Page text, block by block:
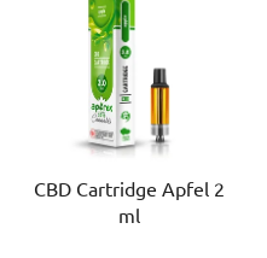
CBD Cartridge Apfel 2
ml